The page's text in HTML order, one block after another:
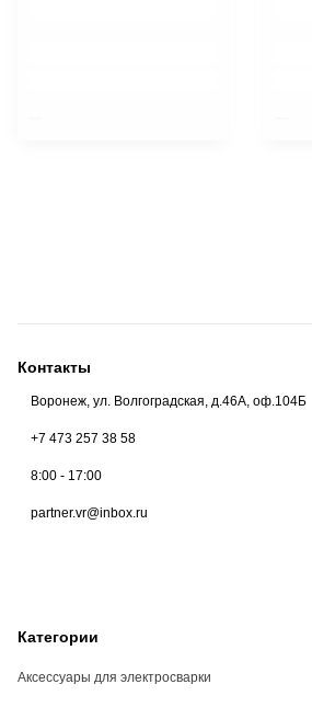
Контакты
Воронеж, ул. Волгоградская, д.46А, оф.104Б
+7 473 257 38 58
8:00 - 17:00
partner.vr@inbox.ru
Категории
Аксессуары для электросварки